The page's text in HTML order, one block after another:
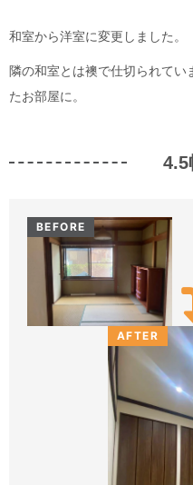
和室から洋室に変更しました。
隣の和室とは襖で仕切られて
たお部屋に。
4.5
BEFORE
AFTER